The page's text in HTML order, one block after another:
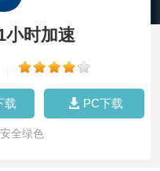
小时加速
载 PC下载
全绿色